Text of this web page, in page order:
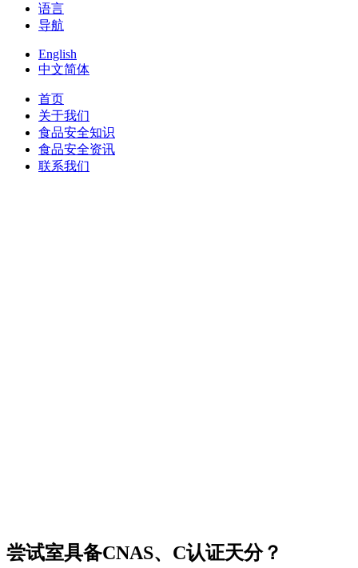
语言
导航
English
中文简体
首页
关于我们
食品安全知识
食品安全资讯
联系我们
尝试室具备CNAS、C认证天分？